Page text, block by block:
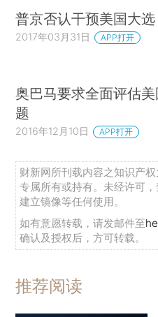
普京否认干预美国大选
2017年03月31日 APP打开
奥巴马要求全面评估
题
2016年12月10日 APP打开
财新网所刊载内容之知识产
专属所有或持有。未经许可
建立镜像等任何使用。
如有意愿转载，请发邮件至
确认及授权后，方可转载。
推荐阅读